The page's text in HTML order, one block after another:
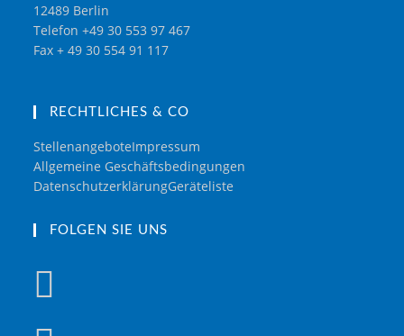
12489 Berlin
Telefon +49 30 553 97 467
Fax + 49 30 554 91 117
RECHTLICHES & CO
StellenangeboteImpressum
Allgemeine Geschäftsbedingungen
DatenschutzerklärungGeräteliste
FOLGEN SIE UNS